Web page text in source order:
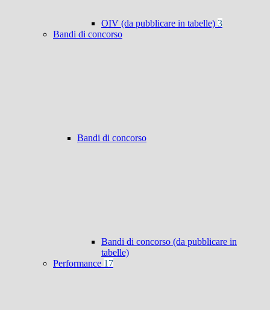
OIV (da pubblicare in tabelle) 3
Bandi di concorso
Bandi di concorso
Bandi di concorso (da pubblicare in
tabelle)
Performance 17